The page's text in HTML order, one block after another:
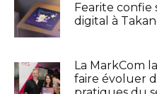
Fearite confie
digital à
La MarkCom
faire évoluer